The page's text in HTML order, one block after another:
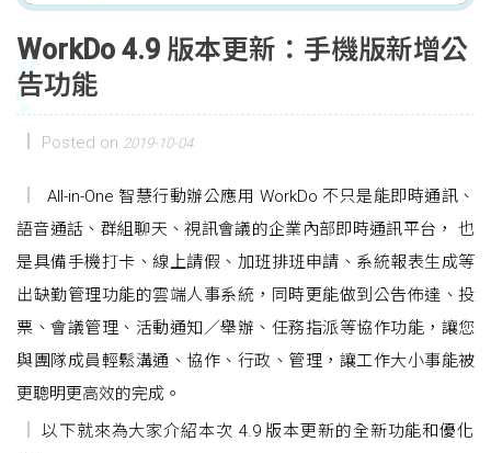
WorkDo 4.9 版本更新：手機版新增公
告功能
Posted on 2019-10-04
All-in-One 智慧行動辦公應用 WorkDo 不只是能即時通訊、
語音通話、群組聊天、視訊會議的企業內部即時通訊平台， 也
是具備手機打卡、線上請假、加班排班申請、系統報表生成等
出缺勤管理功能的雲端人事系統，同時更能做到公告佈達、投
票、會議管理、活動通知／舉辦、任務指派等協作功能，讓您
與團隊成員輕鬆溝通、協作、行政、管理，讓工作大小事能被
更聰明更高效的完成。
以下就來為大家介紹本次 4.9 版本更新的全新功能和優化